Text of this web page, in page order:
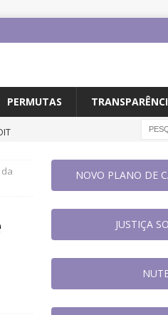
PERMUTAS
NOVO PLANO DE
JUSTIÇA